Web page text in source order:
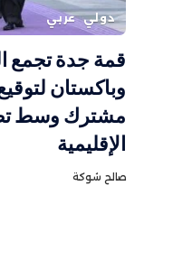
دولي عربي
قمة جدة تجمع
وباكستان
مشترك وسط
الإقليمية
صالح شوكة